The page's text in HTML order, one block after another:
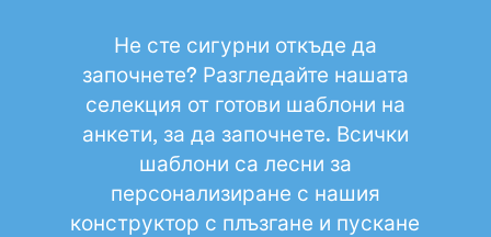
Не сте сигурни откъде да
започнете? Разгледайте нашата
селекция от готови шаблони на
анкети, за да започнете. Всички
шаблони са лесни за
персонализиране с нашия
конструктор с плъзгане и пускане